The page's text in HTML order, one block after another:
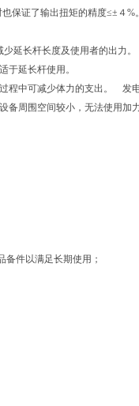
保证了输出扭矩的精度≤±４
延长杆长度及使用者的出力。
于延长杆使用。
程中可减少体力的支出。 发
周围空间较小，无法使用加
件以满足长期使用；